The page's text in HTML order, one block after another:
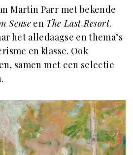
Martin Parr met bekende
Sense en The Last Resort.
het alledaagse en thema’s
en klasse. Ook
samen met een selectie